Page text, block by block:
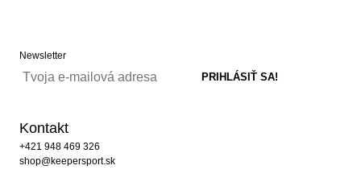
Newsletter
Kontakt
+421 948 469 326
shop@keepersport.sk